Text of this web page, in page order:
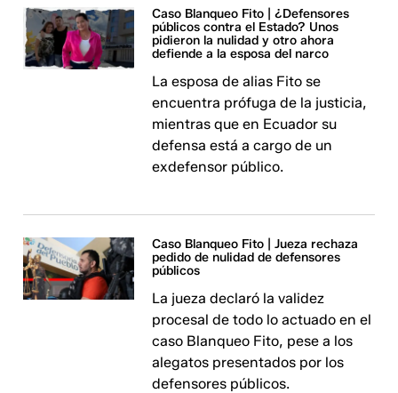
Caso Blanqueo Fito | ¿Defensores
públicos contra el Estado? Unos
pidieron la nulidad y otro ahora
defiende a la esposa del narco
La esposa de alias Fito se
encuentra prófuga de la justicia,
mientras que en Ecuador su
defensa está a cargo de un
exdefensor público.
Caso Blanqueo Fito | Jueza rechaza
pedido de nulidad de defensores
públicos
La jueza declaró la validez
procesal de todo lo actuado en el
caso Blanqueo Fito, pese a los
alegatos presentados por los
defensores públicos.